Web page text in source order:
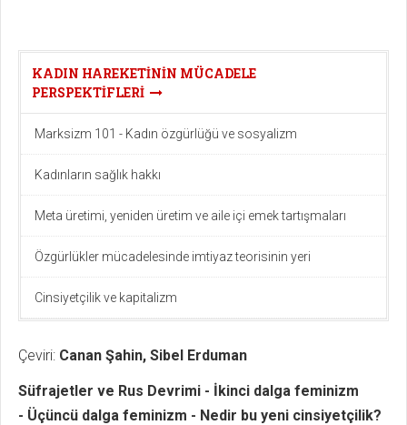
KADIN HAREKETININ MÜCADELE
PERSPEKTIFLERI
Marksizm 101 - Kadın özgürlüğü ve sosyalizm
Kadınların sağlık hakkı
Meta üretimi, yeniden üretim ve aile içi emek tartışmaları
Özgürlükler mücadelesinde imtiyaz teorisinin yeri
Cinsiyetçilik ve kapitalizm
Çeviri: Canan Şahin, Sibel Erduman
Süfrajetler ve Rus Devrimi - İkinci dalga feminizm
- Üçüncü dalga feminizm - Nedir bu yeni cinsiyetçilik?